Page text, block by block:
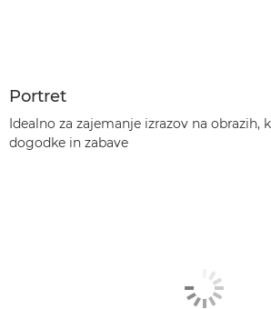
Portret
Idealno za zajemanje izrazov na obrazih,
dogodke in zabave